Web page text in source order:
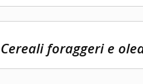
Cereali foraggeri e